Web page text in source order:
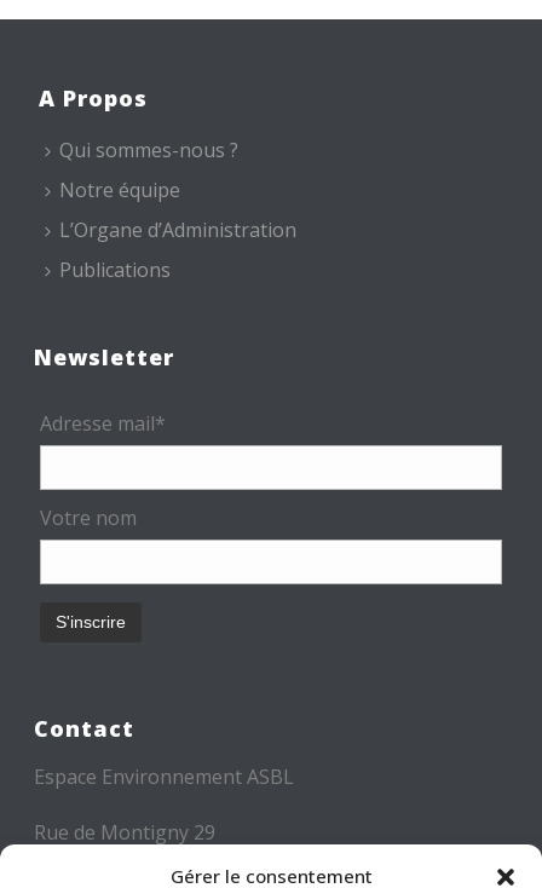
Gérer le consentement
A Propos
Qui sommes-nous ?
Notre équipe
L’Organe d’Administration
Publications
Newsletter
Adresse mail*
Votre nom
Contact
Espace Environnement ASBL
Rue de Montigny 29